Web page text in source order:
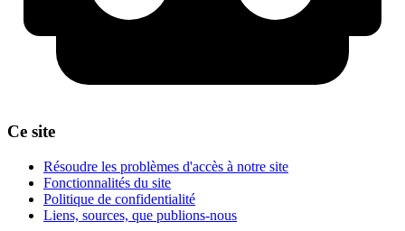
Ce site
Résoudre les problèmes d'accès à notre site
Fonctionnalités du site
Politique de confidentialité
Liens, sources, que publions-nous